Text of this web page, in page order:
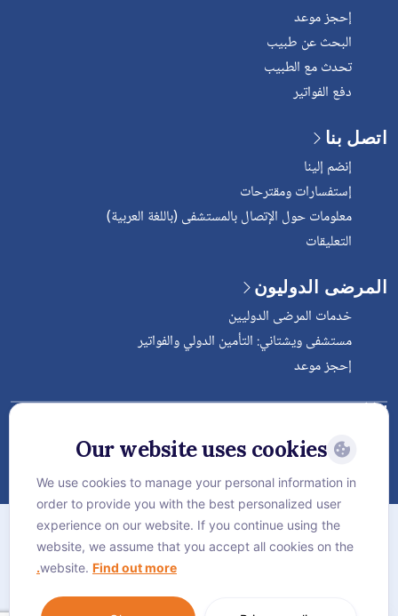
إحجز موعد
البحث عن طبيب
تحدث مع الطبيب
دفع الفواتير
اتصل بنا
إنضم إلينا
إستفسارات ومقترحات
معلومات حول الإتصال بالمستشفى (باللغة العربية)
التعليقات
المرضى الدوليون
خدمات المرضى الدوليين
مستشفى ويشتاني: التأمين الدولي والفواتير
إحجز موعد
Follow Vejthani International
Hospital
الخريطة
سياسة الخصوصية
العربية
Our website uses cookies
We use cookies to manage your personal information in
order to provide you with the best personalized user
experience on our website. If you continue using the
website, we assume that you accept all cookies on the
website. Find out more.